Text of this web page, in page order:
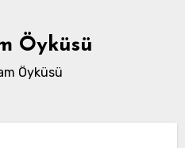
Öyküsü
Öyküsü